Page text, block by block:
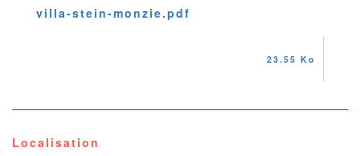
villa-stein-monzie.pdf
23.55 Ko
Localisation